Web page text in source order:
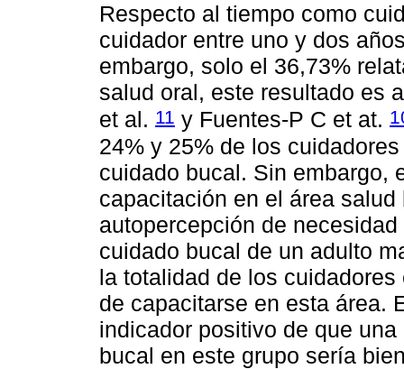
Respecto al tiempo como
cuidador entre uno y dos
embargo, solo el 36,73%
salud oral, este resultado es
et al. 11 y Fuentes-P C et at.
24% y 25% de los
cuidado bucal. Sin embargo,
capacitación en el área
autopercepción de
cuidado bucal de un adulto
la totalidad de los
de capacitarse en esta área.
indicador positivo de que
bucal en este grupo sería